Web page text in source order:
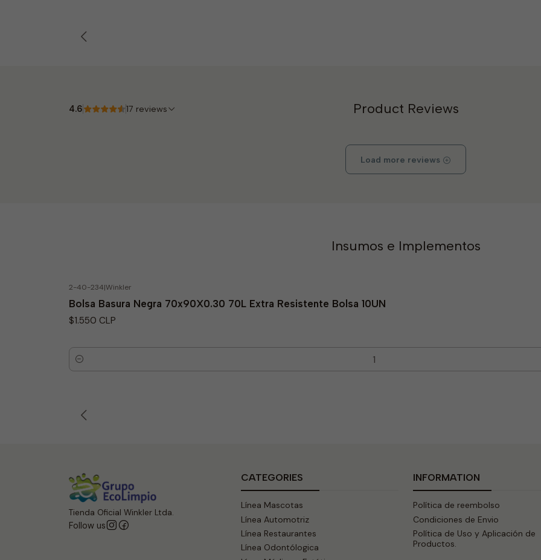
Product Reviews
4.6 17 reviews
Load more reviews
Insumos e Implementos
2-40-234|Winkler
Bolsa Basura Negra 70x90X0.30 70L Extra Resistente Bolsa 10UN
$1.550 CLP
Quantity
Tienda Oficial Winkler Ltda.
Follow us
CATEGORIES
Línea Mascotas
Línea Automotriz
Línea Restaurantes
Línea Odontólogica
INFORMATION
Política de reembolso
Condiciones de Envio
Política de Uso y Aplicación de
Productos.